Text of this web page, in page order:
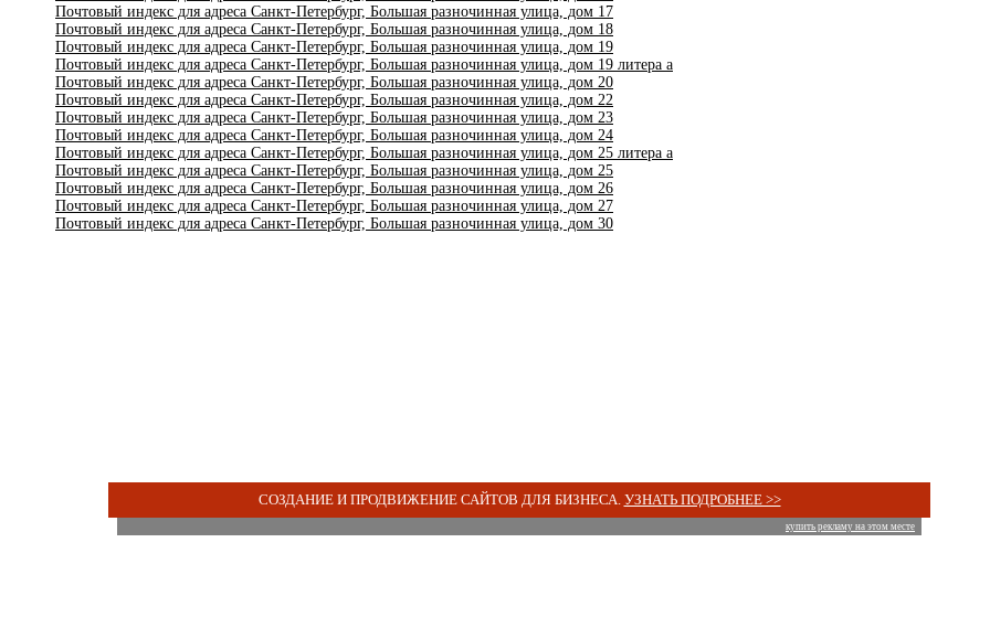
Почтовый индекс для адреса Санкт-Петербург, Большая разночинная улица, дом 17
Почтовый индекс для адреса Санкт-Петербург, Большая разночинная улица, дом 18
Почтовый индекс для адреса Санкт-Петербург, Большая разночинная улица, дом 19
Почтовый индекс для адреса Санкт-Петербург, Большая разночинная улица, дом 19 литера a
Почтовый индекс для адреса Санкт-Петербург, Большая разночинная улица, дом 20
Почтовый индекс для адреса Санкт-Петербург, Большая разночинная улица, дом 22
Почтовый индекс для адреса Санкт-Петербург, Большая разночинная улица, дом 23
Почтовый индекс для адреса Санкт-Петербург, Большая разночинная улица, дом 24
Почтовый индекс для адреса Санкт-Петербург, Большая разночинная улица, дом 25 литера a
Почтовый индекс для адреса Санкт-Петербург, Большая разночинная улица, дом 25
Почтовый индекс для адреса Санкт-Петербург, Большая разночинная улица, дом 26
Почтовый индекс для адреса Санкт-Петербург, Большая разночинная улица, дом 27
Почтовый индекс для адреса Санкт-Петербург, Большая разночинная улица, дом 30
СОЗДАНИЕ И ПРОДВИЖЕНИЕ САЙТОВ ДЛЯ БИЗНЕСА. УЗНАТЬ ПОДРОБНЕЕ >>
купить рекламу на этом месте